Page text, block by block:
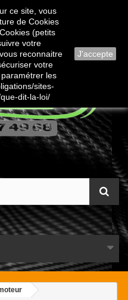
Contactez-nous
ce site, vous
de Cookies
(petits
votre
reconnaitre
votre
les
sites-
dit-la-loi/
J'accepte